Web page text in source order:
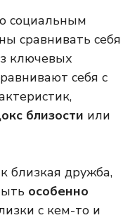
социальным
сравнивать себя
ключевых
себя с
близости или
близкая дружба,
особенно
с кем-то и